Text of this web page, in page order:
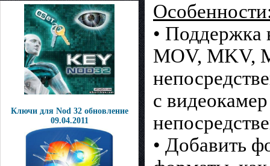
Ключи для Nod 32 обновление
09.04.2011
• Поддержка
MOV, MKV,
с
• Добавить